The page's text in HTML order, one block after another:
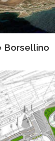
Borsellino